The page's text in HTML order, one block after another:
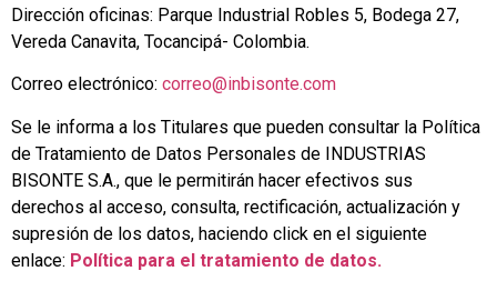
Dirección oficinas: Parque Industrial Robles 5, Bodega 27,
Vereda Canavita, Tocancipá- Colombia.
Correo electrónico: correo@inbisonte.com
Se le informa a los Titulares que pueden consultar la Política
de Tratamiento de Datos Personales de INDUSTRIAS
BISONTE S.A., que le permitirán hacer efectivos sus
derechos al acceso, consulta, rectificación, actualización y
supresión de los datos, haciendo click en el siguiente
enlace: Política para el tratamiento de datos.